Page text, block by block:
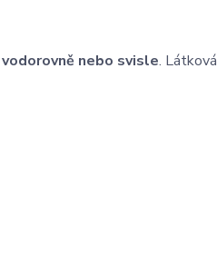
vodorovně nebo svisle.